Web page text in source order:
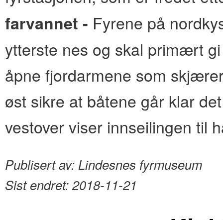
farvannet - Fyrene på
ytterste nes og skal primært
åpne fjordarmene som
øst sikre at båtene går klar
vestover viser innseilingen til
Publisert av: Lindesnes fyrmuseum
Sist endret:2018-11-21